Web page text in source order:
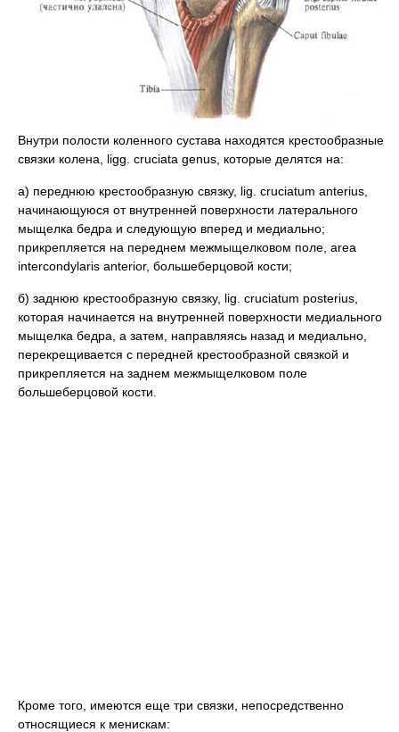
Внутри полости коленного сустава находятся крестообразные
связки колена, ligg. cruciata genus, которые делятся на:
а) переднюю крестообразную связку, lig. cruciatum anterius,
начинающуюся от внутренней поверхности латерального
мыщелка бедра и следующую вперед и медиально;
прикрепляется на переднем межмыщелковом поле, area
intercondylaris anterior, большеберцовой кости;
б) заднюю крестообразную связку, lig. cruciatum posterius,
которая начинается на внутренней поверхности медиального
мыщелка бедра, а затем, направляясь назад и медиально,
перекрещивается с передней крестообразной связкой и
прикрепляется на заднем межмыщелковом поле
большеберцовой кости.
Кроме того, имеются еще три связки, непосредственно
относящиеся к менискам: